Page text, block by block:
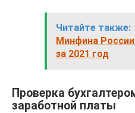
Читайте также:
Минфина
за 2021 год
Проверка
заработной платы